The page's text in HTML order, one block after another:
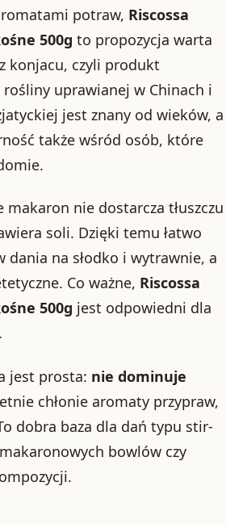
potraw, Riscossa
500g to propozycja warta
konjacu, czyli produkt
uprawianej w Chinach i
jest znany od wieków, a
także wśród osób, które
nie dostarcza tłuszczu
soli. Dzięki temu łatwo
dania na słodko i wytrawnie, a
Co ważne, Riscossa
500g jest odpowiedni dla
jest prosta: nie dominuje
chłonie aromaty przypraw,
dobra baza dla dań typu stir-
bowlów czy